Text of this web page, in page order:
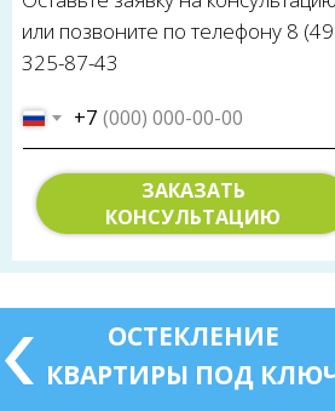
или позвоните по телефону 8
325-87-43
+7
ЗАКАЗАТЬ
КОНСУЛЬТАЦИЮ
ОСТЕКЛЕНИЕ
КВАРТИРЫ ПОД